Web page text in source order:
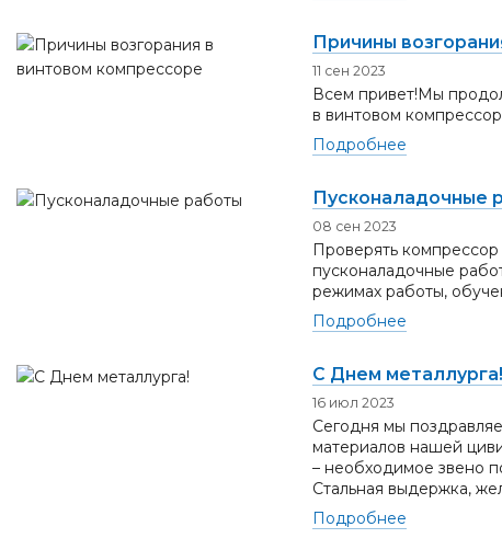
Причины
11 сен 2023
Всем привет!Мы
в винтовом
Подробнее
Пусконаладочные
08 сен 2023
Проверять
пусконаладочные
режимах работы,
Подробнее
С Днем металлурга!
16 июл 2023
Сегодня мы
материалов нашей
– необходимое звено
Стальная выдержка,
Подробнее